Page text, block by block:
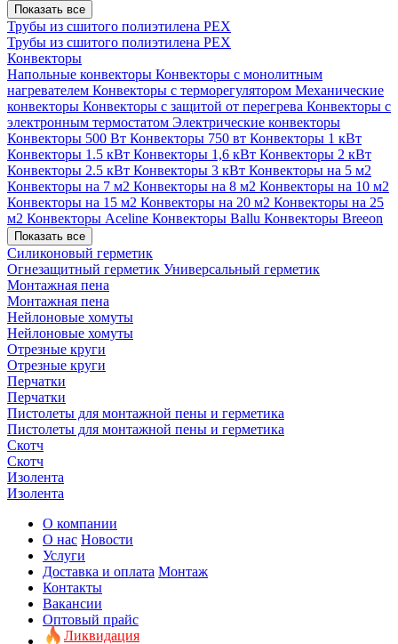
Показать все
Трубы из сшитого полиэтилена PEX
Трубы из сшитого полиэтилена PEX
Конвекторы
Напольные конвекторы Конвекторы с монолитным
нагревателем Конвекторы с терморегулятором Механические
конвекторы Конвекторы с защитой от перегрева Конвекторы с
электронным термостатом Электрические конвекторы
Конвекторы 500 Вт Конвекторы 750 вт Конвекторы 1 кВт
Конвекторы 1.5 кВт Конвекторы 1,6 кВт Конвекторы 2 кВт
Конвекторы 2.5 кВт Конвекторы 3 кВт Конвекторы на 5 м2
Конвекторы на 7 м2 Конвекторы на 8 м2 Конвекторы на 10 м2
Конвекторы на 15 м2 Конвекторы на 20 м2 Конвекторы на 25
м2 Конвекторы Aceline Конвекторы Ballu Конвекторы Breeon
Показать все
Силиконовый герметик
Огнезащитный герметик Универсальный герметик
Монтажная пена
Монтажная пена
Нейлоновые хомуты
Нейлоновые хомуты
Отрезные круги
Отрезные круги
Перчатки
Перчатки
Пистолеты для монтажной пены и герметика
Пистолеты для монтажной пены и герметика
Скотч
Скотч
Изолента
Изолента
О компании
О нас Новости
Услуги
Доставка и оплата Монтаж
Контакты
Вакансии
Оптовый прайс
Ликвидация